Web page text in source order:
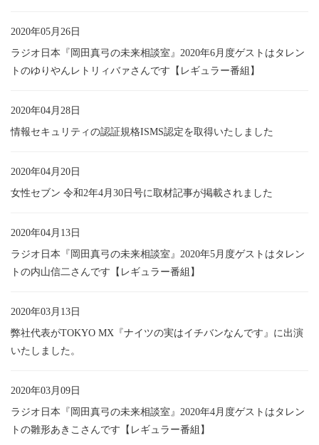
2020年05月26日
ラジオ日本『岡田真弓の未来相談室』2020年6月度ゲストはタレン
トのゆりやんレトリィバァさんです【レギュラー番組】
2020年04月28日
情報セキュリティの認証規格ISMS認定を取得いたしました
2020年04月20日
女性セブン 令和2年4月30日号に取材記事が掲載されました
2020年04月13日
ラジオ日本『岡田真弓の未来相談室』2020年5月度ゲストはタレン
トの内山信二さんです【レギュラー番組】
2020年03月13日
弊社代表がTOKYO MX『ナイツの実はイチバンなんです』に出演
いたしました。
2020年03月09日
ラジオ日本『岡田真弓の未来相談室』2020年4月度ゲストはタレン
トの雛形あきこさんです【レギュラー番組】